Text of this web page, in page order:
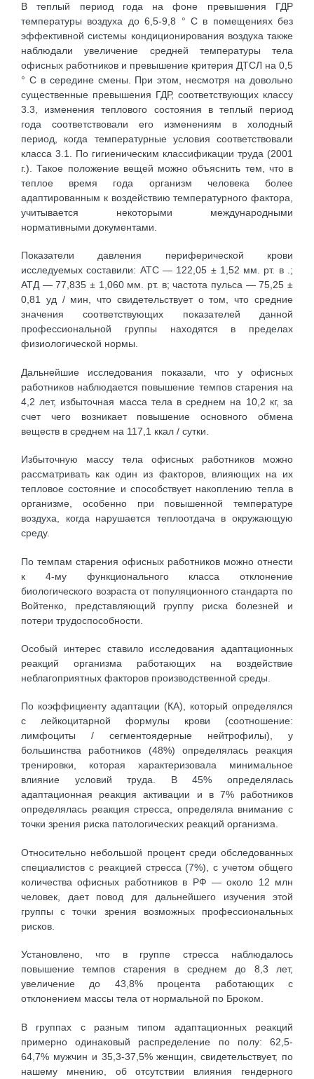
В теплый период года на фоне превышения ГДР
температуры воздуха до 6,5-9,8 ° С в помещениях без
эффективной системы кондиционирования воздуха также
наблюдали увеличение средней температуры тела
офисных работников и превышение критерия ДТСЛ на 0,5
° С в середине смены. При этом, несмотря на довольно
существенные превышения ГДР, соответствующих классу
3.3, изменения теплового состояния в теплый период
года соответствовали его изменениям в холодный
период, когда температурные условия соответствовали
класса 3.1. По гигиеническим классификации труда (2001
г.). Такое положение вещей можно объяснить тем, что в
теплое время года организм человека более
адаптированным к воздействию температурного фактора,
учитывается некоторыми международными
нормативными документами.
Показатели давления периферической крови
исследуемых составили: АТС — 122,05 ± 1,52 мм. рт. в .;
АТД — 77,835 ± 1,060 мм. рт. в; частота пульса — 75,25 ±
0,81 уд / мин, что свидетельствует о том, что средние
значения соответствующих показателей данной
профессиональной группы находятся в пределах
физиологической нормы.
Дальнейшие исследования показали, что у офисных
работников наблюдается повышение темпов старения на
4,2 лет, избыточная масса тела в среднем на 10,2 кг, за
счет чего возникает повышение основного обмена
веществ в среднем на 117,1 ккал / сутки.
Избыточную массу тела офисных работников можно
рассматривать как один из факторов, влияющих на их
тепловое состояние и способствует накоплению тепла в
организме, особенно при повышенной температуре
воздуха, когда нарушается теплоотдача в окружающую
среду.
По темпам старения офисных работников можно отнести
к 4-му функционального класса отклонение
биологического возраста от популяционного стандарта по
Войтенко, представляющий группу риска болезней и
потери трудоспособности.
Особый интерес ставило исследования адаптационных
реакций организма работающих на воздействие
неблагоприятных факторов производственной среды.
По коэффициенту адаптации (КА), который определялся
с лейкоцитарной формулы крови (соотношение:
лимфоциты / сегментоядерные нейтрофилы), у
большинства работников (48%) определялась реакция
тренировки, которая характеризовала минимальное
влияние условий труда. В 45% определялась
адаптационная реакция активации и в 7% работников
определялась реакция стресса, определяла внимание с
точки зрения риска патологических реакций организма.
Относительно небольшой процент среди обследованных
специалистов с реакцией стресса (7%), с учетом общего
количества офисных работников в РФ — около 12 млн
человек, дает повод для дальнейшего изучения этой
группы с точки зрения возможных профессиональных
рисков.
Установлено, что в группе стресса наблюдалось
повышение темпов старения в среднем до 8,3 лет,
увеличение до 43,8% процента работающих с
отклонением массы тела от нормальной по Броком.
В группах с разным типом адаптационных реакций
примерно одинаковый распределение по полу: 62,5-
64,7% мужчин и 35,3-37,5% женщин, свидетельствует, по
нашему мнению, об отсутствии влияния гендерного